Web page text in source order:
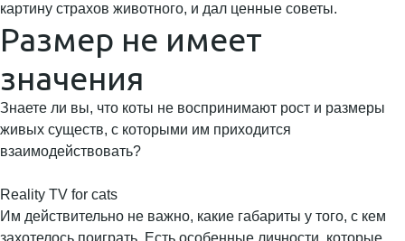
картину страхов животного, и дал ценные советы.
Размер не имеет
значения
Знаете ли вы, что коты не воспринимают рост и размеры
живых существ, с которыми им приходится
взаимодействовать?
Reality TV for cats
Им действительно не важно, какие габариты у того, с кем
захотелось поиграть. Есть особенные личности, которые